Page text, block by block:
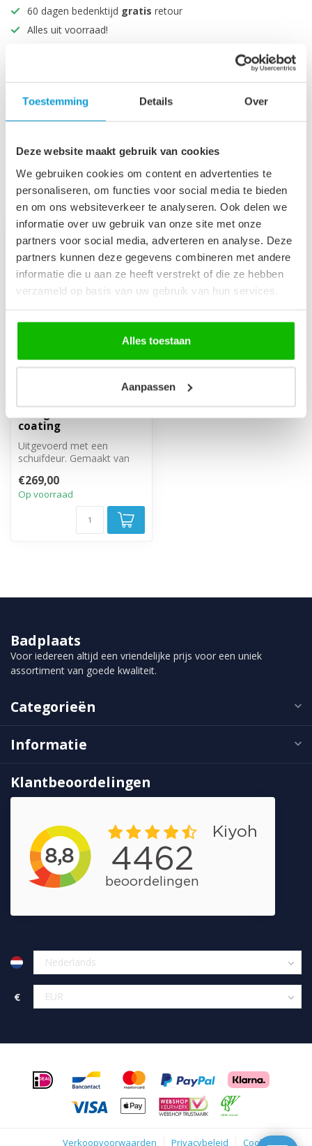
Toestemming Details Over
Deze website maakt gebruik van cookies
We gebruiken cookies om content en advertenties te
personaliseren, om functies voor social media te bieden
en om ons websiteverkeer te analyseren. Ook delen we
informatie over uw gebruik van onze site met onze
partners voor social media, adverteren en analyse. Deze
partners kunnen deze gegevens combineren met andere
informatie die u aan ze heeft verstrekt of die ze hebben
verzameld op basis van uw gebruik van hun services.
Alles toestaan
Aanpassen
60 dagen bedenktijd gratis retour
Alles uit voorraad!
Productomschrijving
Recent bekeken
Douchewand Calgary
coating
Uitgevoerd met een
schuifdeur. Gemaakt van
anti kalk beh...
€269,00
Op voorraad
Badplaats
Voor iedereen altijd een vriendelijke prijs voor een uniek
assortiment van goede kwaliteit.
Categorieën
Informatie
Klantbeoordelingen
€
Verkoopvoorwaarden Privacybeleid Cookies